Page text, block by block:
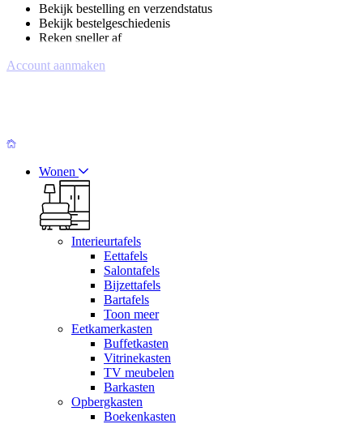
Bekijk bestelling en verzendstatus
Bekijk bestelgeschiedenis
Reken sneller af
Account aanmaken
Wonen
Interieurtafels
Eettafels
Salontafels
Bijzettafels
Bartafels
Toon meer
Eetkamerkasten
Buffetkasten
Vitrinekasten
TV meubelen
Barkasten
Opbergkasten
Boekenkasten